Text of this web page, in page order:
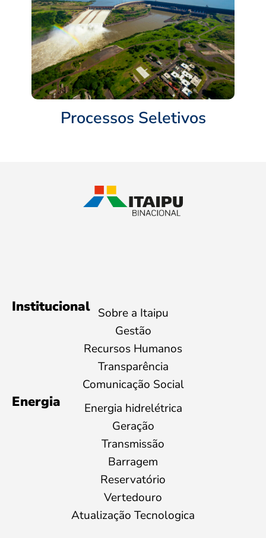
Processos Seletivos
Institucional Sobre a Itaipu
Gestão
Recursos Humanos
Transparência
Comunicação Social
Energia
Energia hidrelétrica
Geração
Transmissão
Barragem
Reservatório
Vertedouro
Atualização Tecnologica